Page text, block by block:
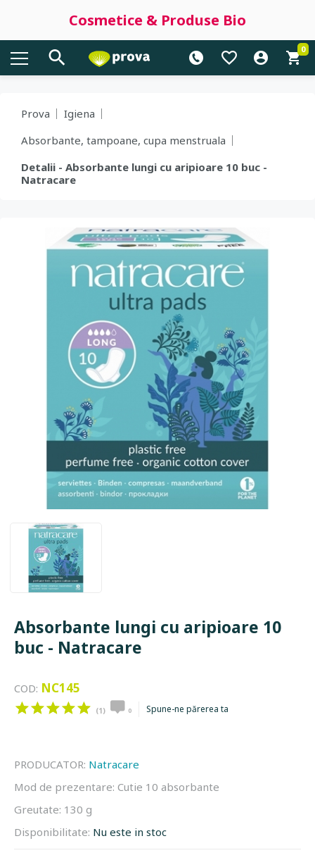
Cosmetice & Produse Bio
0
Prova
Igiena
Absorbante, tampoane, cupa menstruala
Detalii - Absorbante lungi cu aripioare 10 buc -
Natracare
Absorbante lungi cu aripioare 10
buc - Natracare
COD: NC145
(1) 0 Spune-ne părerea ta
PRODUCATOR: Natracare
Mod de prezentare: Cutie 10 absorbante
Greutate: 130 g
Disponibilitate: Nu este in stoc